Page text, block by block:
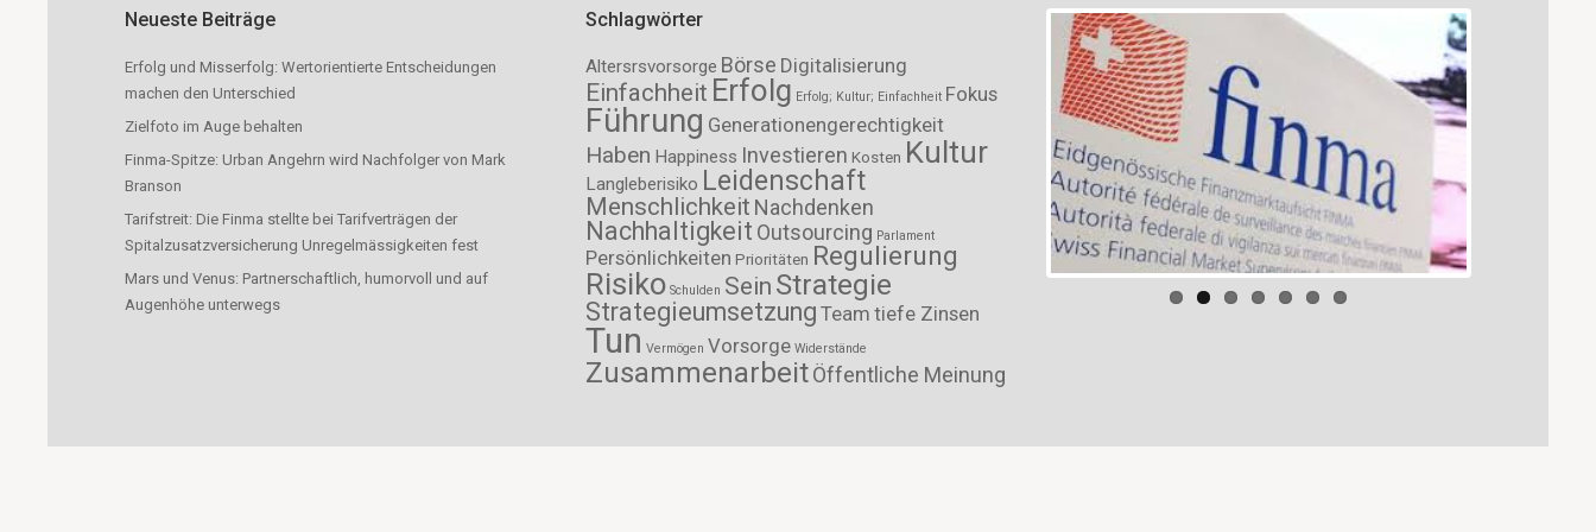
Neueste Beiträge
Erfolg und Misserfolg: Wertorientierte Entscheidungen
machen den Unterschied
Zielfoto im Auge behalten
Finma-Spitze: Urban Angehrn wird Nachfolger von Mark
Branson
Tarifstreit: Die Finma stellte bei Tarifverträgen der
Spitalzusatzversicherung Unregelmässigkeiten fest
Mars und Venus: Partnerschaftlich, humorvoll und auf
Augenhöhe unterwegs
Schlagwörter
Altersrsvorsorge Börse Digitalisierung
Einfachheit Erfolg Erfolg; Kultur; Einfachheit Fokus
Führung Generationengerechtigkeit
Haben Happiness Investieren Kosten Kultur
Langleberisiko Leidenschaft
Menschlichkeit Nachdenken
Nachhaltigkeit Outsourcing Parlament
Persönlichkeiten Prioritäten Regulierung
Risiko Schulden Sein Strategie
Strategieumsetzung Team tiefe Zinsen
Tun Vermögen Vorsorge Widerstände
ZusammenarbeitÖffentliche Meinung